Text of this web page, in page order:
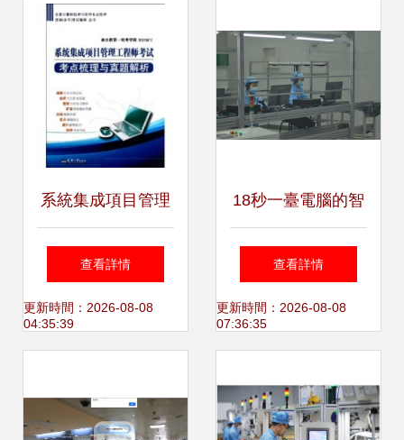
系統集成項目管理
工程師考試必備 從
考點梳理到真題實
查看詳情
更新時間：2026-08-08
04:35:39
18秒一臺電腦的智
造奇跡 走進長城山
西云工廠
查看詳情
更新時間：2026-08-08
07:36:35